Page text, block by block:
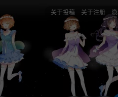
关于投稿 关于注册